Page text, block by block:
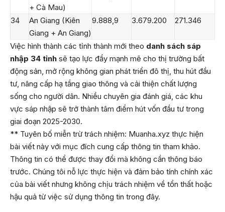
+ Cà Mau)
34
An Giang (Kiên
Giang + An Giang)
9.888,9 3.679.200 271.346
Việc hình thành các tỉnh thành mới theo danh sách sáp
nhập 34 tỉnh sẽ tạo lực đẩy mạnh mẽ cho thị trường bất
động sản, mở rộng không gian phát triển đô thị, thu hút đầu
tư, nâng cấp hạ tầng giao thông và cải thiện chất lượng
sống cho người dân. Nhiều chuyên gia đánh giá, các khu
vực sáp nhập sẽ trở thành tâm điểm hút vốn đầu tư trong
giai đoạn 2025-2030.
** Tuyên bố miễn trừ trách nhiệm: Muanha.xyz thực hiện
bài viết này với mục đích cung cấp thông tin tham khảo.
Thông tin có thể được thay đổi mà không cần thông báo
trước. Chúng tôi nỗ lực thực hiện và đảm bảo tính chính xác
của bài viết nhưng không chịu trách nhiệm về tổn thất hoặc
hậu quả từ việc sử dụng thông tin trong đây.